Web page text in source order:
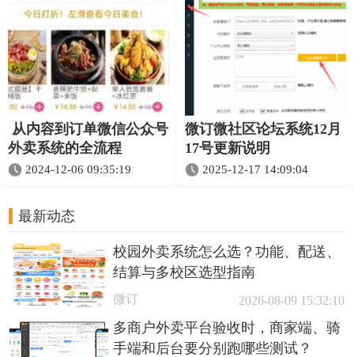
从内容到订单微信公众号
外卖系统的全流程
2024-12-06 09:35:19
微订微社区论坛系统12月
17号更新说明
2025-12-17 14:09:04
最新动态
校园外卖系统怎么选？功能、配送、
结算与多校区选型指南
微订 2026-08-09 15:32:10
多商户外卖平台验收时，商家端、骑
手端和后台要分别跑哪些测试？